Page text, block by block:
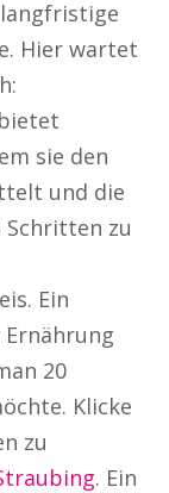
Hier wartet
sie den
und die
zu
Ein
Ernährung
20
Klicke
zu
. Ein